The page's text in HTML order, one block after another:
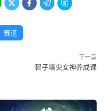
   
赛道
下一篇
智子塔尖女神养成课